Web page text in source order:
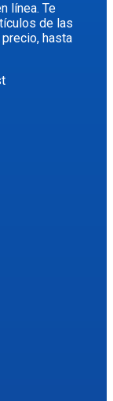
línea. Te
de las
hasta